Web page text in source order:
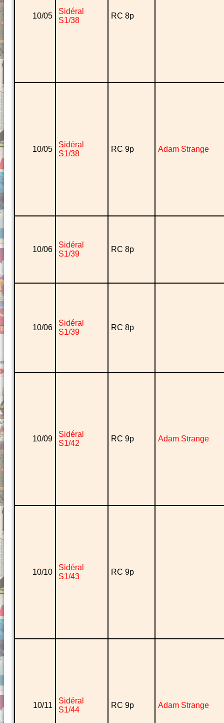
10/05
Sidéral
S1/38
RC 8p
10/05
Sidéral
S1/38
RC 9p Adam Strange
10/06
Sidéral
S1/39
RC 8p
10/06
Sidéral
S1/39
RC 8p
10/09
Sidéral
S1/42
RC 9p Adam Strange
10/10
Sidéral
S1/43
RC 9p
10/11
Sidéral
S1/44
RC 9p Adam Strange